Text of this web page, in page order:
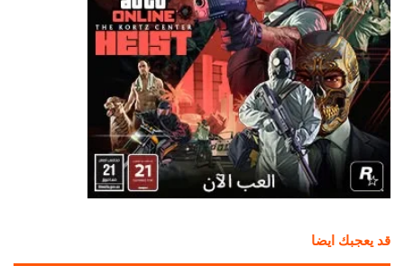
قد يعجبك ايضا